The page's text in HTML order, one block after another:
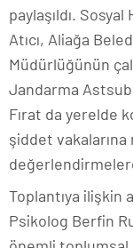
paylaşıldı.
Atıcı, Aliağa
Müdürlüğünün
Jandarma
Fırat da yerelde
şiddet
Toplantıya ilişkin
Psikolog Berfin